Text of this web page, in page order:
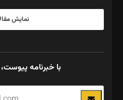
نمایش
با خبرنامه پیوست،